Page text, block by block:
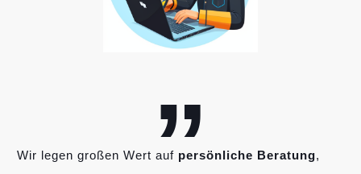
„
Wir legen großen Wert auf persönliche Beratung,